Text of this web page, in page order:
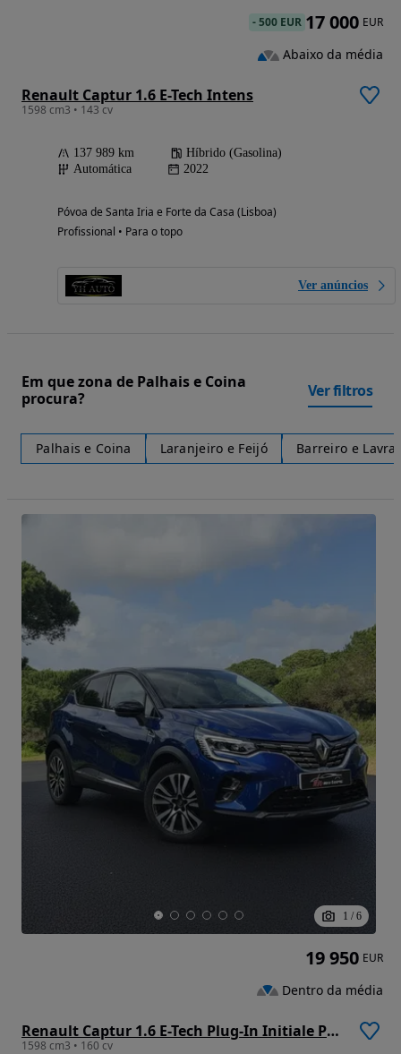
Renault Captur 1.6 E-Tech Intens
1598 cm3 • 143 cv
137 989 km
Híbrido (Gasolina)
Automática
2022
Póvoa de Santa Iria e Forte da Casa (Lisboa)
Profissional • Para o topo
Ver anúncios
-500 EUR 17 000 EUR
Abaixo da média
Em que zona de Palhais e Coina
procura?
Ver filtros
Palhais e Coina Laranjeiro e Feijó Barreiro e
1 / 6
Renault Captur 1.6 E-Tech Plug-In Initiale Paris
1598 cm3 • 160 cv
19 950 EUR
Dentro da média